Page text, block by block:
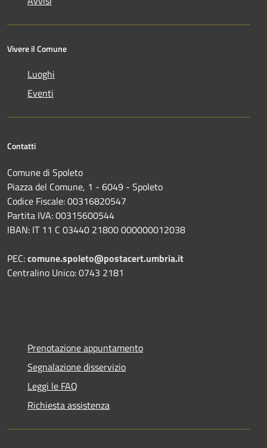
Vivere il Comune
Luoghi
Eventi
Contatti
Comune di Spoleto
Piazza del Comune, 1 - 6049 - Spoleto
Codice Fiscale: 00316820547
Partita IVA: 00315600544
IBAN: IT 11 C 03440 21800 000000012038
PEC:comune.spoleto@postacert.umbria.it
Centralino Unico: 0743 2181
Prenotazione appuntamento
Segnalazione disservizio
Leggi le FAQ
Richiesta assistenza